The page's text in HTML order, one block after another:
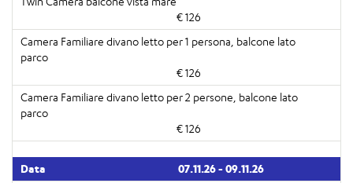
€ 126
€ 126
€ 126
07.11.26 - 09.11.26